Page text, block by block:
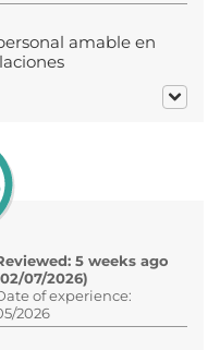
amable en
5 weeks ago
07/2026)
of experience:
2026